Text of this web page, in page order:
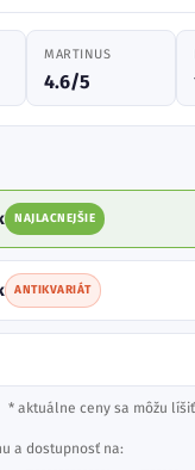
MARTINUS
4.6/5
NAJLACNEJŠIE
ANTIKVARIÁT
* aktuálne ceny sa môžu líšiť
a dostupnosť na: